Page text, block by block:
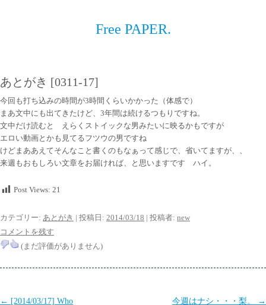
Free PAPER.
あとがき [0311-17]
今回も打ち込みの時間が3時間くらいかかった（体感で）
まあ文中にも出てきたけど、3年間は続けるつもりですね。
文中だけ読むと えらくストイックな男みたいに映るかもですが
エロい動画とかも見てるフツウの男ですね
けどまああえてそんなこと書くのもなぁって感じで、省いてますが、、
来週もおもしろい文章をお届ければ、と思いますです ハイ。
Post Views: 21
カテゴリー: あとがき | 投稿日: 2014/03/18 | 投稿者: new
コメントを残す
(まだ評価がありません)
投
← [2014/03/17] Who 今週はナシ・・・梨。 →